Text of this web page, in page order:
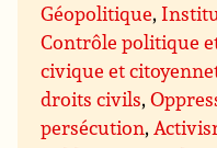
Géopolitique,
Contrôle politique
civique et
droits civils,
persécution,